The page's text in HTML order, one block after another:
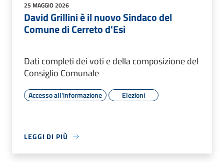
25 MAGGIO 2026
David Grillini è il nuovo Sindaco del
Comune di Cerreto d'Esi
Dati completi dei voti e della composizione del
Consiglio Comunale
Accesso all'informazione Elezioni
LEGGI DI PIÙ